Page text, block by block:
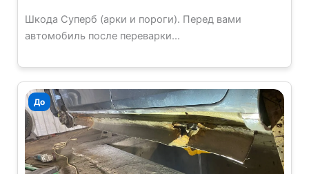
Шкода Суперб (арки и пороги). Перед вами
автомобиль после переварки...